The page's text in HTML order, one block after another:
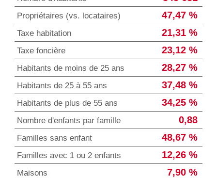
Propriétaires (vs. locataires) 47,47 %
Taxe habitation 21,31 %
Taxe foncière 23,12 %
Habitants de moins de 25 ans 28,27 %
Habitants de 25 à 55 ans 37,48 %
Habitants de plus de 55 ans 34,25 %
Nombre d'enfants par famille 0,88
Familles sans enfant 48,67 %
Familles avec 1 ou 2 enfants 12,26 %
Maisons 7,90 %